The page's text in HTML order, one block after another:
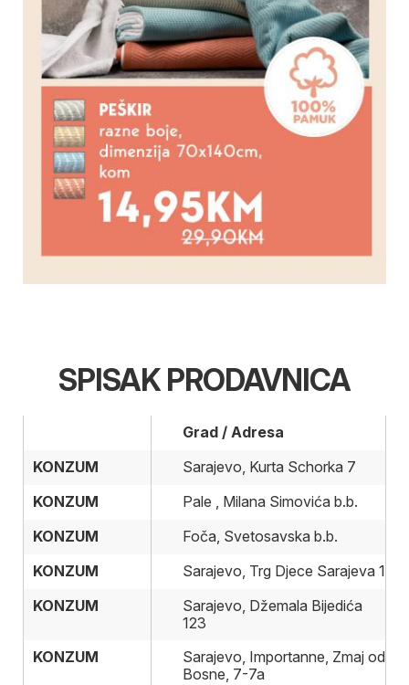
SPISAK PRODAVNICA
Grad / Adresa
KONZUM
Sarajevo, Kurta Schorka 7
KONZUM
Pale , Milana Simovića b.b.
KONZUM
Foča, Svetosavska b.b.
KONZUM
Sarajevo, Trg Djece Sarajeva 1
KONZUM
Sarajevo, Džemala Bijedića
123
KONZUM
Sarajevo, Importanne, Zmaj od
Bosne, 7-7a
KONZUM
KONZUM
KONZUM
KONZUM
KONZUM
KONZUM